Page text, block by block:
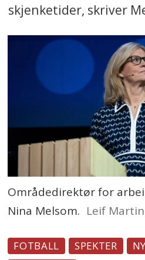
skjenketider, skriver
Områdedirektør for
Nina Melsom. Leif
FOTBALL SPEKTER